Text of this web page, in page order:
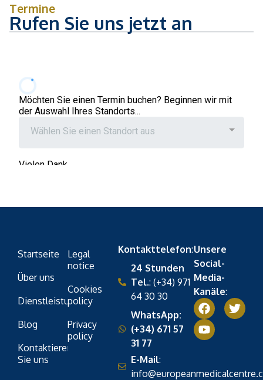
Termine
Rufen Sie uns jetzt an
Startseite
Über uns
Dienstleistungen
Blog
Kontaktieren
Sie uns
Legal
notice
Cookies
policy
Privacy
policy
Kontakttelefon:
24 Stunden
Tel.: (+34) 971
64 30 30
WhatsApp:
(+34) 671 57
31 77
E-Mail:
Unsere
Social-
Media-
Kanäle: